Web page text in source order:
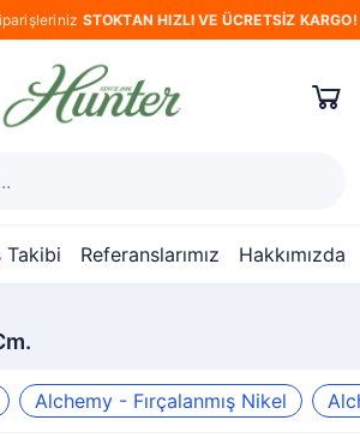
STOKTAN HIZLI VE ÜCRETSİZ KARGO!
Takibi Referanslarımız Hakkımızda
Alchemy - Fırçalanmış Nikel